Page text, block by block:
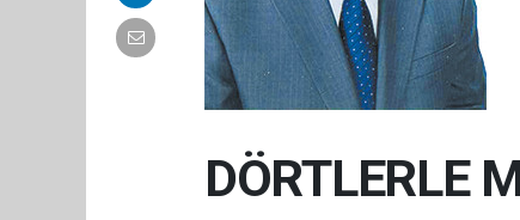
DÖRTLERLE